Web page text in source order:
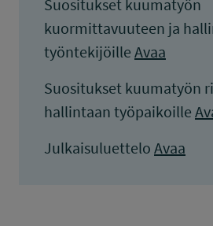
Suositukset kuumatyön
kuormittavuuteen ja
työntekijöille Avaa
Suositukset kuumatyön
hallintaan työpaikoille
Julkaisuluettelo Avaa